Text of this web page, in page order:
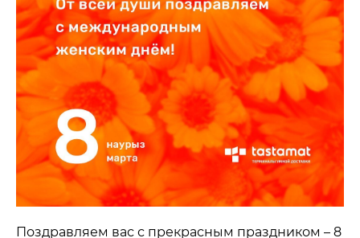
Поздравляем вас с прекрасным праздником – 8